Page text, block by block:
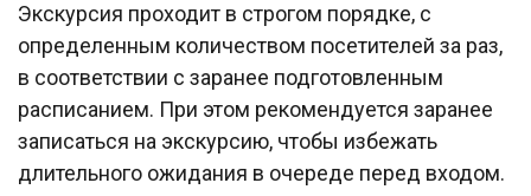
Экскурсия проходит в строгом порядке, с
определенным количеством посетителей за раз,
в соответствии с заранее подготовленным
расписанием. При этом рекомендуется заранее
записаться на экскурсию, чтобы избежать
длительного ожидания в очереде перед входом.